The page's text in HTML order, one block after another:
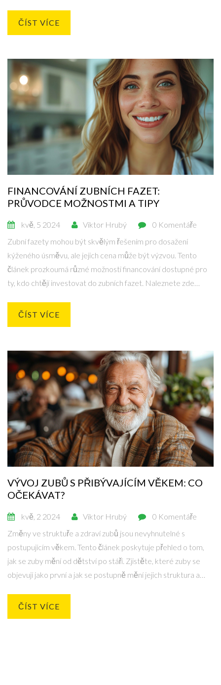
zubů zaplatíte. Přinášíme také tipy, jak se připravit na zákrok a
ČÍST VÍCE
FINANCOVÁNÍ ZUBNÍCH FAZET:
PRŮVODCE MOŽNOSTMI A TIPY
kvě, 5 2024 Viktor Hrubý
0 Komentáře
Zubní fazety mohou být skvělým řešením pro dosažení
kýženého úsměvu, ale jejich cena může být výzvou. Tento
článek prozkoumá různé možnosti financování dostupné pro
ty, kdo chtějí investovat do zubních fazet. Naleznete zde
možností, které můžou pomoci rozložit finanční zátěž.
ČÍST VÍCE
VÝVOJ ZUBŮ S PŘIBÝVAJÍCÍM VĚKEM: CO
OČEKÁVAT?
kvě, 2 2024 Viktor Hrubý
0 Komentáře
Změny ve struktuře a zdraví zubů jsou nevyhnutelné s
postupujícím věkem. Tento článek poskytuje přehled o tom,
jak se zuby mění od dětství po stáří. Zjistěte, které zuby se
objevují jako první a jak se postupně mění jejich struktura a
problémech spojených s věkem a tipy, jak udržet zuby zdravé
ČÍST VÍCE